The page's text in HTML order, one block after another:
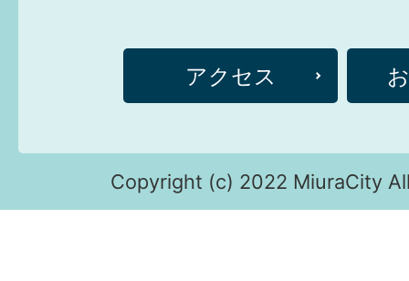
アクセス
Copyright (c) 2022 MiuraCity